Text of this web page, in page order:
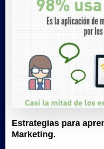
Estrategias para
Marketing.